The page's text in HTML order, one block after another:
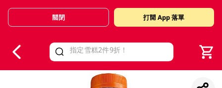
Valid Until 30 June 2026
關閉 打開 App 落單